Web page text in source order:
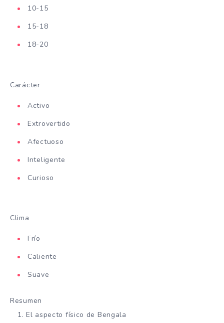
10-15
15-18
18-20
Carácter
Activo
Extrovertido
Afectuoso
Inteligente
Curioso
Clima
Frío
Caliente
Suave
Resumen
El aspecto físico de Bengala